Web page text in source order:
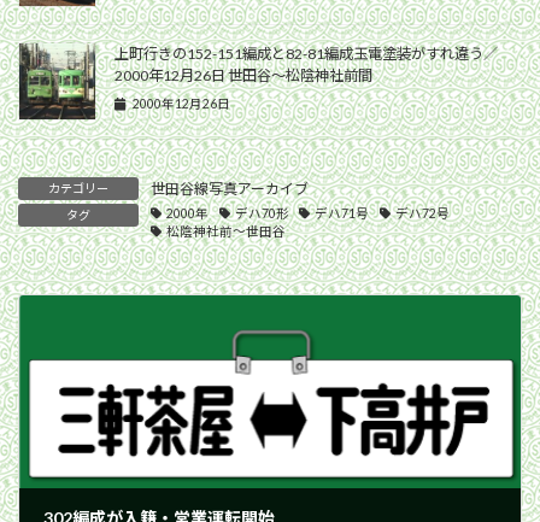
上町行きの152-151編成と82-81編成玉電塗装がすれ違う／
2000年12月26日 世田谷〜松陰神社前間
2000年12月26日
カテゴリー 世田谷線写真アーカイブ
タグ 2000年 デハ70形 デハ71号
デハ72号
松陰神社前〜世田谷
302編成が入籍・営業運転開始